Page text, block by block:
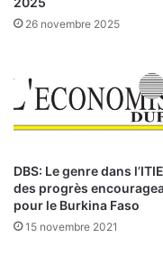
o
t
a
r
e
s
?
r
i
n
s
r
e
n
f
26 novembre 2025
DBS: Le genre dans
des progrès
pour le Burkina Faso
15 novembre 2021